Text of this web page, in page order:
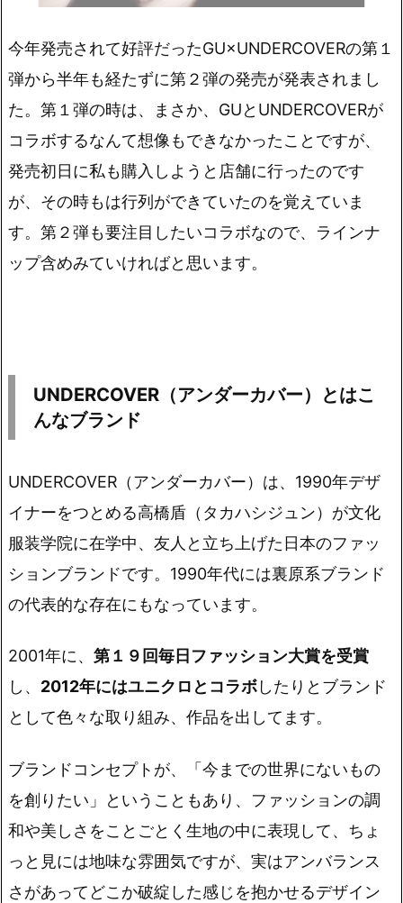
今年発売されて好評だったGU×UNDERCOVERの第１
弾から半年も経たずに第２弾の発売が発表されまし
た。第１弾の時は、まさか、GUとUNDERCOVERが
コラボするなんて想像もできなかったことですが、
発売初日に私も購入しようと店舗に行ったのです
が、その時もは行列ができていたのを覚えていま
す。第２弾も要注目したいコラボなので、ラインナ
ップ含めみていければと思います。
UNDERCOVER（アンダーカバー）とはこ
んなブランド
UNDERCOVER（アンダーカバー）は、1990年デザ
イナーをつとめる高橋盾（タカハシジュン）が文化
服装学院に在学中、友人と立ち上げた日本のファッ
ションブランドです。 1990年代には裏原系ブランド
の代表的な存在にもなっています。
2001年に、 第１９回毎日ファッション大賞を受賞
し、 2012年にはユニクロとコラボしたりとブランド
として色々な取り組み、作品を出してます。
ブランドコンセプトが、
「今までの世界にないもの
を創りたい」
ということもあり、ファッションの調
和や美しさをことごとく生地の中に表現して、ちょ
っと見には地味な雰囲気ですが、実はアンバランス
さがあってどこか破綻した感じを抱かせるデザイン